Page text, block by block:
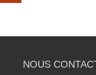
NOUS